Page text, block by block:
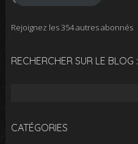
Rejoignez les 354 autres abonnés
RECHERCHER SUR LE BLOG :
CATÉGORIES